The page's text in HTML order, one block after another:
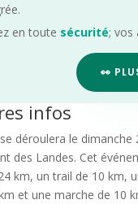
en toute sécurité; vos
👀
infos
se déroulera le
des Landes. Cet
km, un trail de 10 km,
et une marche de 10